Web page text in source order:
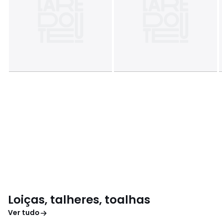
Loiças, talheres, toalhas
Ver tudo